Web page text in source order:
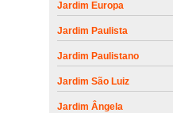
Jardim Europa
Jardim Paulista
Jardim Paulistano
Jardim São Luiz
Jardim Ângela